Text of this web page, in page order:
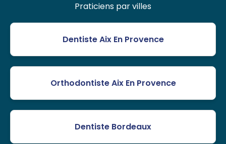
Praticiens par villes
Dentiste Aix En Provence
Orthodontiste Aix En Provence
Dentiste Bordeaux